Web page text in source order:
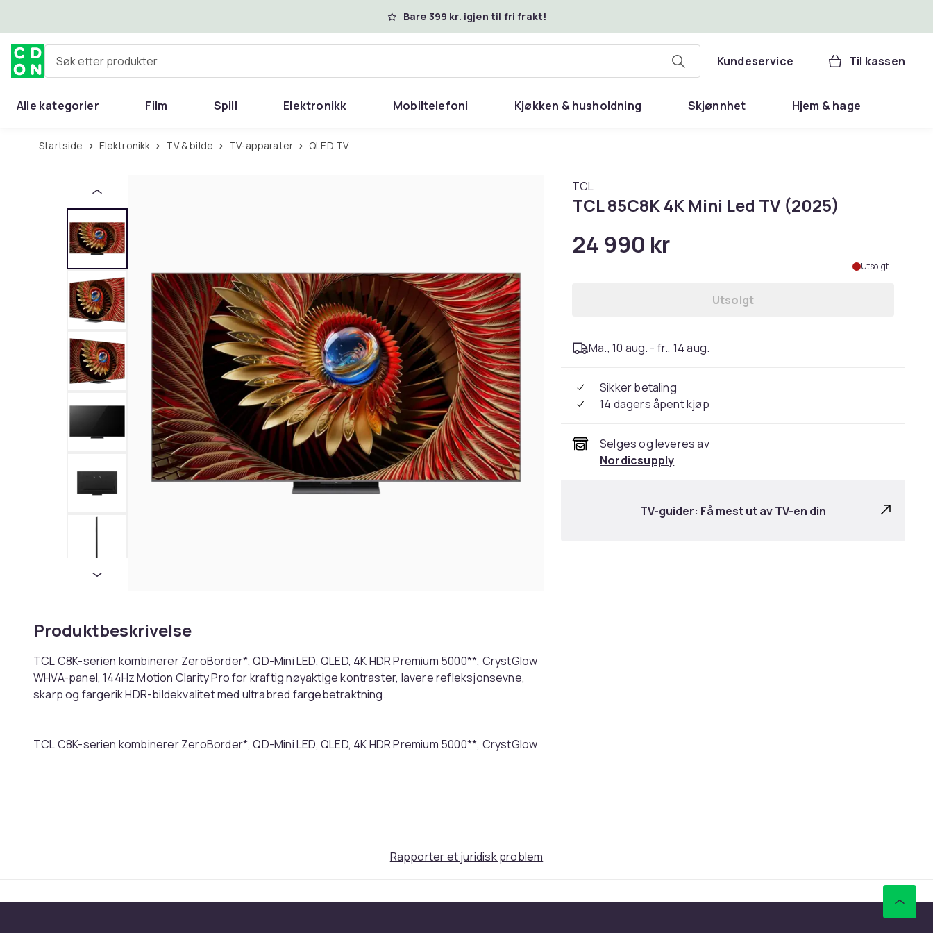
Bare 399 kr. igjen til fri frakt!
Søk etter produkter Kundeservice Til kassen
Alle kategorier Film Spill Elektronikk Mobiltelefoni Kjøkken & husholdning Skjønnhet Hjem & hage
Startside Elektronikk TV & bilde TV-apparater QLED TV
Produktbeskrivelse
TCL C8K-serien kombinerer ZeroBorder*, QD-Mini LED, QLED, 4K HDR Premium 5000**, CrystGlow
WHVA-panel, 144Hz Motion Clarity Pro for kraftig nøyaktige kontraster, lavere refleksjonsevne,
skarp og fargerik HDR-bildekvalitet med ultrabred fargebetraktning.
TCL C8K-serien kombinerer ZeroBorder*, QD-Mini LED, QLED, 4K HDR Premium 5000**, CrystGlow
TCL
TCL 85C8K 4K Mini Led TV (2025)
24 990 kr
Utsolgt
Utsolgt
Ma., 10 aug. - fr., 14 aug.
Sikker betaling
14 dagers åpent kjøp
Selges og leveres av
Nordicsupply
TV-guider: Få mest ut av TV-en din
Rapporter et juridisk problem